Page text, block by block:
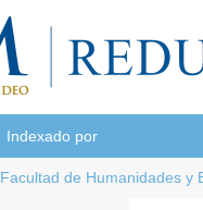
Indexado por
Facultad de Humanidades y